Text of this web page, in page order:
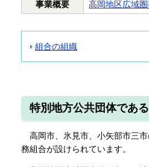
事業概要
高岡地区広域
組合の組織
特別地方公共団体であ
高岡市、氷見市、小矢部市三
務組合が設けられています。